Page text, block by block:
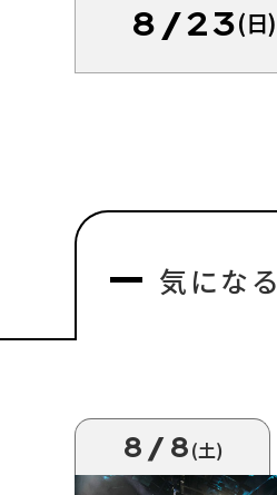
8/23(日)
気になる
8/8(土)